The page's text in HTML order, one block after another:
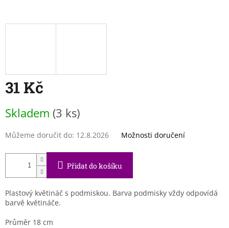
31 Kč
cena:
Skladem (3 ks)
Můžeme doručit do: 12.8.2026 Možnosti doručení
Přidat do košíku
Plastový květináč s podmiskou. Barva podmisky vždy odpovídá
barvě květináče.
Průměr 18 cm